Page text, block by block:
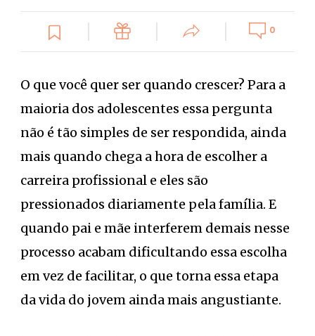
0
O que você quer ser quando crescer? Para a
maioria dos adolescentes essa pergunta
não é tão simples de ser respondida, ainda
mais quando chega a hora de escolher a
carreira profissional e eles são
pressionados diariamente pela família. E
quando pai e mãe interferem demais nesse
processo acabam dificultando essa escolha
em vez de facilitar, o que torna essa etapa
da vida do jovem ainda mais angustiante.